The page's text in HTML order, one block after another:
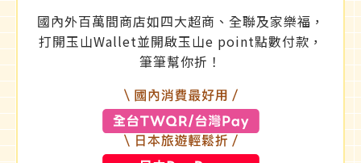
國內外百萬間商店如四大超商、全聯及家樂福，
打開玉山Wallet並開啟玉山e point點數付款，
筆筆幫你折！